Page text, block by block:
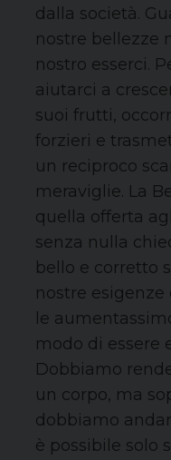
dalla società.
nostre bellezze
nostro esserci.
aiutarci a
suoi frutti,
forzieri e
un reciproco
meraviglie. La
quella offerta
senza nulla
bello e corretto
nostre
le
modo di essere
Dobbiamo
un corpo, ma
dobbiamo
è possibile solo